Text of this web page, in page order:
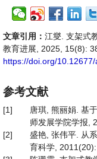
文章引用： 江燮. 支架式
教育进展, 2025, 15(8):
https://doi.org/
参考文献
[1]
唐琪, 熊丽娟. 基
师发展学院学报,
[2]
盛艳, 张伟平. 从
育科学, 2011(20):